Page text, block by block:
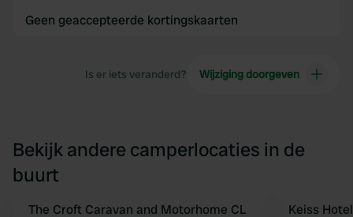
Geen geaccepteerde kortingskaarten
Is er iets veranderd? Wijziging doorgeven
Bekijk andere camperlocaties in de
buurt
The Croft Caravan and Motorhome CL
Keiss